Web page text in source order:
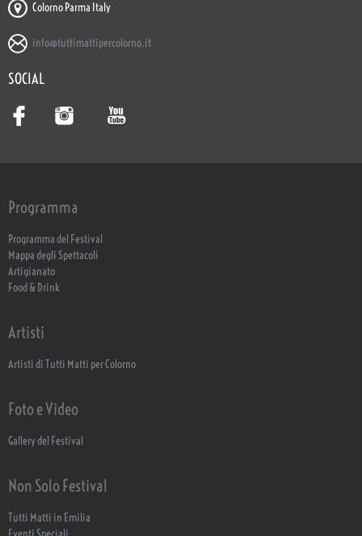
Colorno Parma Italy
info@tuttimattipercolorno.it
SOCIAL
Programma
Programma del Festival
Mappa degli Spettacoli
Artigianato
Food & Drink
Artisti
Artisti di Tutti Matti per Colorno
Foto e Video
Gallery del Festival
Non Solo Festival
Tutti Matti in Emilia